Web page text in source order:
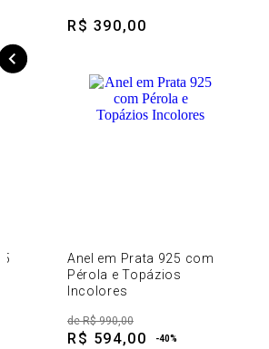
R$ 390,00
Anel em Prata 925 com
Pérola e Topázios
Incolores
deR$ 990,00
R$ 594,00 -40%